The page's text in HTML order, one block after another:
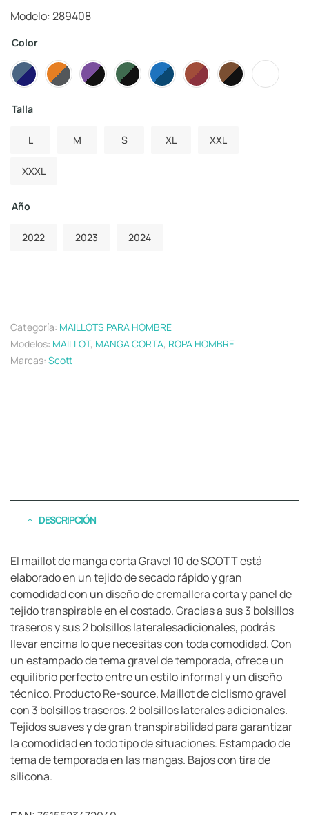
Modelo: 289408
Color
Talla
L M S XL XXL
XXXL
Año
2022 2023 2024
Categoría: MAILLOTS PARA HOMBRE
Modelos: MAILLOT, MANGA CORTA, ROPA HOMBRE
Marcas: Scott
DESCRIPCIÓN
El maillot de manga corta Gravel 10 de SCOTT está
elaborado en un tejido de secado rápido y gran
comodidad con un diseño de cremallera corta y panel de
tejido transpirable en el costado. Gracias a sus 3 bolsillos
traseros y sus 2 bolsillos lateralesadicionales, podrás
llevar encima lo que necesitas con toda comodidad. Con
un estampado de tema gravel de temporada, ofrece un
equilibrio perfecto entre un estilo informal y un diseño
técnico. Producto Re-source. Maillot de ciclismo gravel
con 3 bolsillos traseros. 2 bolsillos laterales adicionales.
Tejidos suaves y de gran transpirabilidad para garantizar
la comodidad en todo tipo de situaciones. Estampado de
tema de temporada en las mangas. Bajos con tira de
silicona.